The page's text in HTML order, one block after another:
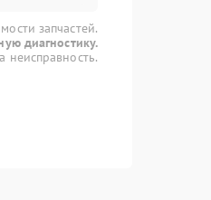
запчастей.
диагностику.